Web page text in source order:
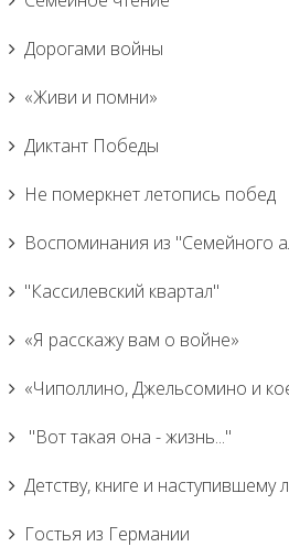
Дорогами войны
«Живи и помни»
Диктант Победы
Не померкнет летопись побед
Воспоминания из "Семейного
"Кассилевский квартал"
«Я расскажу вам о войне»
«Чиполлино, Джельсомино и
"Вот такая она - жизнь..."
Детству, книге и наступившему
Гостья из Германии